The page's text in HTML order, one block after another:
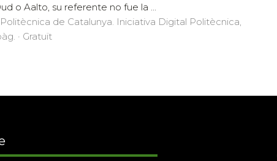
o Aalto, su referente no fue la ...
de Catalunya. Iniciativa Digital Politècnica,
· Gratuït